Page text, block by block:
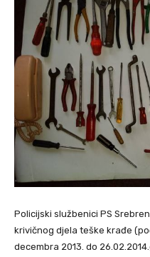
Policijski službenici PS
krivičnog djela teške krađe
decembra 2013. do